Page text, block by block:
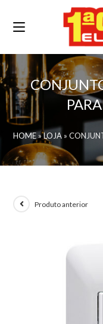
HOME »LOJA »
Produto anterior